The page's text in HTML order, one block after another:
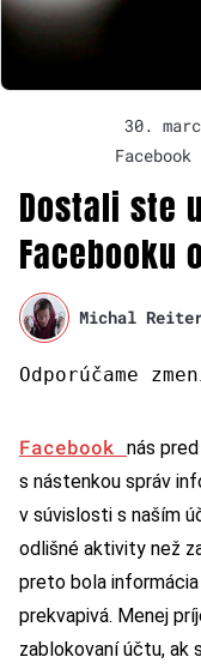
30.
Facebook
Dostali ste
Facebooku
Michal
Odporúčame
Facebook nás
s nástenkou správ
v súvislosti s naším
odlišné aktivity než
preto bola
prekvapivá. Menej
zablokovaní účtu, ak